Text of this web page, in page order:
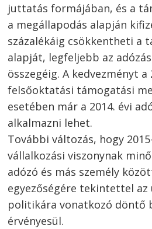
juttatás formájában, és a
a megállapodás alapján
százalékáig csökkentheti a
alapját, legfeljebb az
összegéig. A kedvezményt
felsőoktatási támogatási
esetében már a 2014. évi
alkalmazni lehet.
További változás, hogy
vállalkozási viszonynak
adózó és más személy
egyezőségére tekintettel az
politikára vonatkozó döntő
érvényesül.